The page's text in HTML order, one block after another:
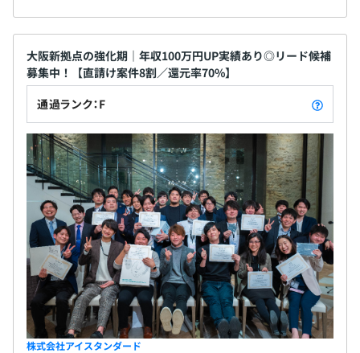
大阪新拠点の強化期｜年収100万円UP実績あり◎リード候補
募集中！【直請け案件8割／還元率70%】
通過ランク：F
株式会社アイスタンダード